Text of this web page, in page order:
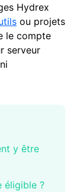
Hydrex
ou projets
le compte
serveur
y être
éligible ?